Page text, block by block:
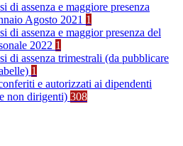
di assenza e maggiore presenza
Agosto 2021 1
di assenza e maggior presenza del
2022 1
di assenza trimestrali (da pubblicare
1
e autorizzati ai dipendenti
non dirigenti) 308